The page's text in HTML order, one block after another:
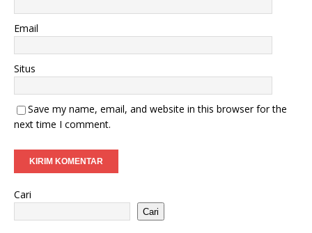
Email
Situs
Save my name, email, and website in this browser for the
next time I comment.
Cari
Cari